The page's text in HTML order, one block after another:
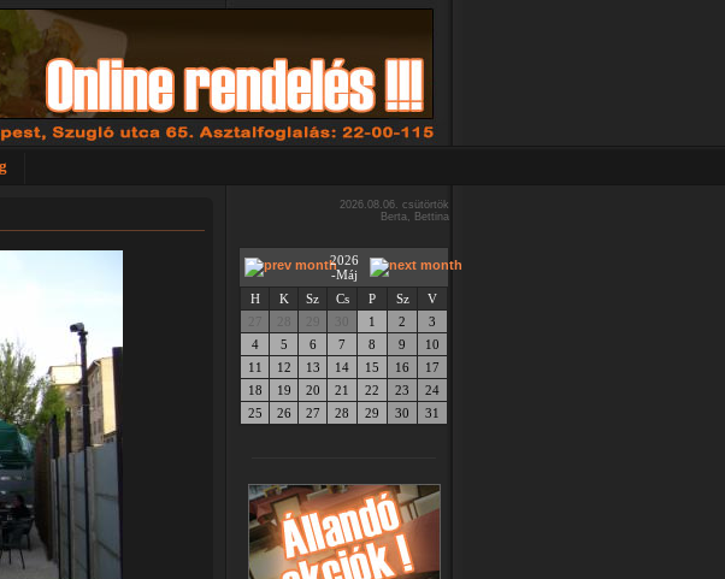
2026.08.06. csütörtök
Berta, Bettina
2026
-Máj
H
K Sz Cs P Sz
V
1 2
3
4
5 6 7 8 9
10
11
12 13 14 15 16
17
18
19 20 21 22 23
24
25
26 27 28 29 30 31